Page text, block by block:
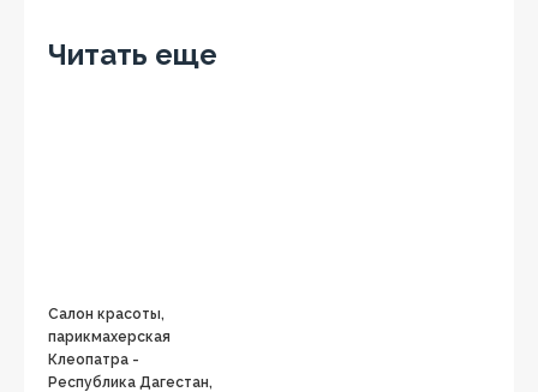
Читать еще
Салон красоты,
парикмахерская
Клеопатра -
Республика Дагестан,